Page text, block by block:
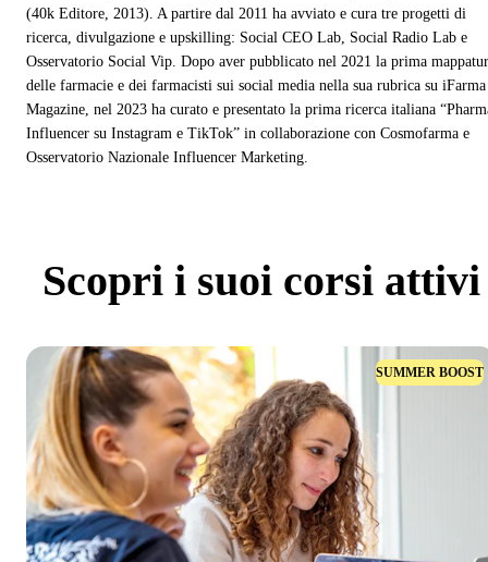
(40k Editore, 2013). A partire dal 2011 ha avviato e cura tre progetti di
ricerca, divulgazione e upskilling: Social CEO Lab, Social Radio Lab e
Osservatorio Social Vip. Dopo aver pubblicato nel 2021 la prima
delle farmacie e dei farmacisti sui social media nella sua rubrica su iFarma
Magazine, nel 2023 ha curato e presentato la prima ricerca italiana
Influencer su Instagram e TikTok” in collaborazione con Cosmofarma e
Osservatorio Nazionale Influencer Marketing.
Scopri i suoi corsi attivi
SUMMER BOOST